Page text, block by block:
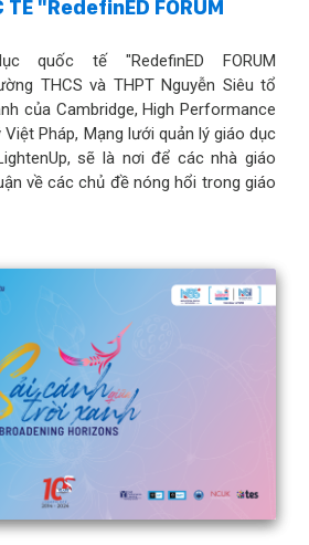
TẾ "RedefinED FORUM
quốc tế "RedefinED FORUM
THCS và THPT Nguyễn Siêu tổ
của Cambridge, High Performance
Việt Pháp, Mạng lưới quản lý giáo dục
sẽ là nơi để các nhà giáo
về các chủ đề nóng hổi trong giáo